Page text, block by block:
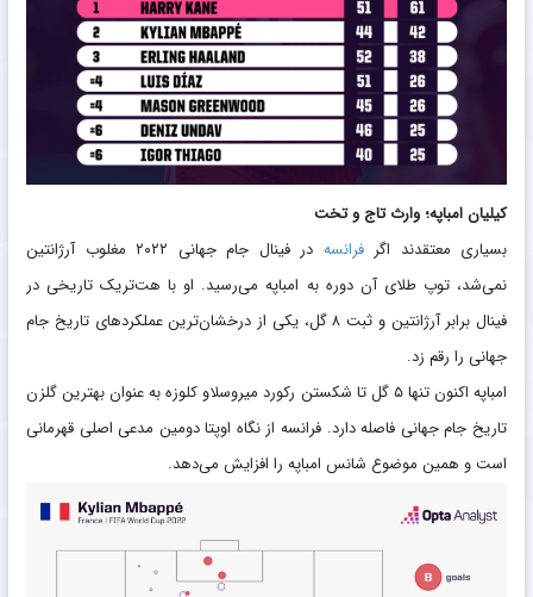
کیلیان امباپه؛ وارث تاج و تخت
بسیاری معتقدند اگرفرانسه
در فینال جام جهانی ۲۰۲۲ مغلوب آرژانتین
نمی‌شد، توپ طلای آن دوره به امباپه می‌رسید. او با هت‌تریک تاریخی در
فینال برابر آرژانتین و ثبت ۸ گل، یکی از درخشان‌ترین عملکرد‌های تاریخ جام
جهانی را رقم زد.
امباپه اکنون تنها ۵ گل تا شکستن رکورد میروسلاو کلوزه به عنوان بهترین گلزن
تاریخ جام جهانی فاصله دارد. فرانسه از نگاه اوپتا دومین مدعی اصلی قهرمانی
است و همین موضوع شانس امباپه را افزایش می‌دهد.